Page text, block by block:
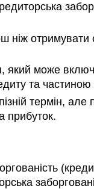
ніж отримувати
може
та частиною
термін, але
прибуток.